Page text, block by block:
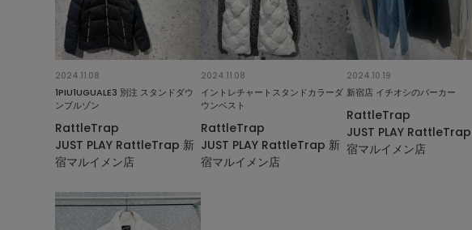
2024.11.08
1PIU1UGUALE3 別注 スタンドダウ
ンブルゾン
RattleTrap
JUST PLAY RattleTrap 新
宿マルイメン店
2024.11.08
イントレチャートスタンドカラーダ
ウンベスト
RattleTrap
JUST PLAY RattleTrap 新
宿マルイメン店
2024.10.19
新宿店 イチオシのパーカー
RattleTrap
JUST PLAY
宿マルイメン店